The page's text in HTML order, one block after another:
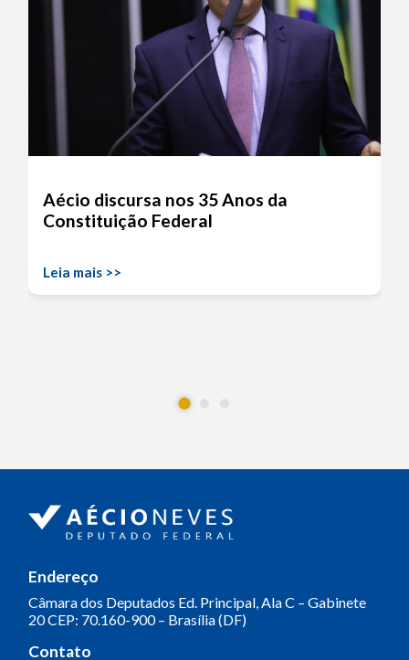
Aécio discursa nos 35 Anos da
Constituição Federal
Leia mais >>
Endereço
Câmara dos Deputados Ed. Principal, Ala C – Gabinete
20CEP: 70.160-900 – Brasília (DF)
Contato